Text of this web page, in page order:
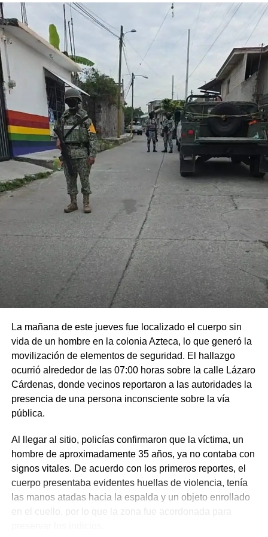
tras los recientes incidentes registrados durante
celebraciones en la capital.
La mañana de este jueves fue localizado el cuerpo sin
vida de un hombre en la colonia Azteca, lo que generó la
movilización de elementos de seguridad. El hallazgo
ocurrió alrededor de las 07:00 horas sobre la calle Lázaro
Cárdenas, donde vecinos reportaron a las autoridades la
presencia de una persona inconsciente sobre la vía
pública.
Al llegar al sitio, policías confirmaron que la víctima, un
hombre de aproximadamente 35 años, ya no contaba con
signos vitales. De acuerdo con los primeros reportes, el
cuerpo presentaba evidentes huellas de violencia, tenía
las manos atadas hacia la espalda y un objeto enrollado
en el cuello, por lo que la zona fue acordonada para